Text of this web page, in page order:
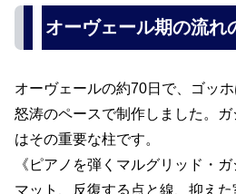
オーヴェール期の流れ
オーヴェールの約70日で、ゴッ
怒涛のペースで制作しました。
はその重要な柱です。
《ピアノを弾くマルグリッド・
マット、反復する点と線、抑え